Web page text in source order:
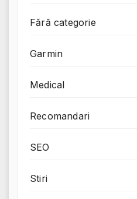
Fără categorie
Garmin
Medical
Recomandari
SEO
Stiri